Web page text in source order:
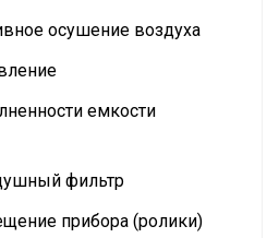
осушение воздуха
емкости
фильтр
прибора (ролики)